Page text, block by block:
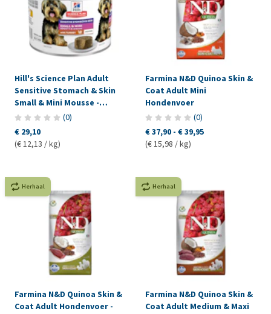
Hill's Science Plan Adult
Sensitive Stomach & Skin
Small & Mini Mousse -
Kalkoen
(0)
€ 29,10
(€ 12,13 / kg)
Farmina N&D Quinoa Skin &
Coat Adult Mini
Hondenvoer
(0)
€ 37,90 - € 39,95
(€ 15,98 / kg)
Herhaal
Farmina N&D Quinoa Skin &
Coat Adult Hondenvoer -
Herhaal
Farmina N&D Quinoa Skin &
Coat Adult Medium & Maxi